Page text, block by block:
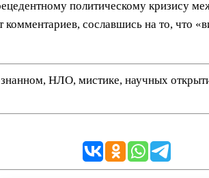
политическому
сославшись на то, что
НЛО, мистике, научных